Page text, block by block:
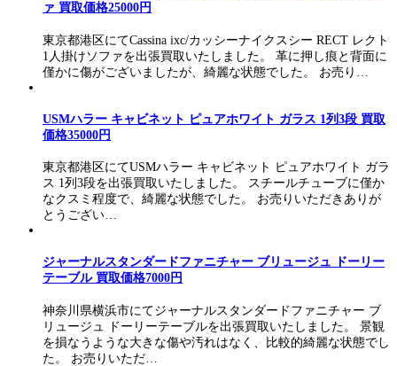
ァ 買取価格25000円
東京都港区にてCassina ixc/カッシーナイクスシー RECT レクト
1人掛けソファを出張買取いたしました。 革に押し痕と背面に
僅かに傷がございましたが、綺麗な状態でした。 お売り…
USMハラー キャビネット ピュアホワイト ガラス 1列3段 買取
価格35000円
東京都港区にてUSMハラー キャビネット ピュアホワイト ガラ
ス 1列3段を出張買取いたしました。 スチールチューブに僅か
なクスミ程度で、綺麗な状態でした。 お売りいただきありが
とうござい…
ジャーナルスタンダードファニチャー ブリュージュ ドーリー
テーブル 買取価格7000円
神奈川県横浜市にてジャーナルスタンダードファニチャー ブ
リュージュ ドーリーテーブルを出張買取いたしました。 景観
を損なうような大きな傷や汚れはなく、比較的綺麗な状態でし
た。 お売りいただ…